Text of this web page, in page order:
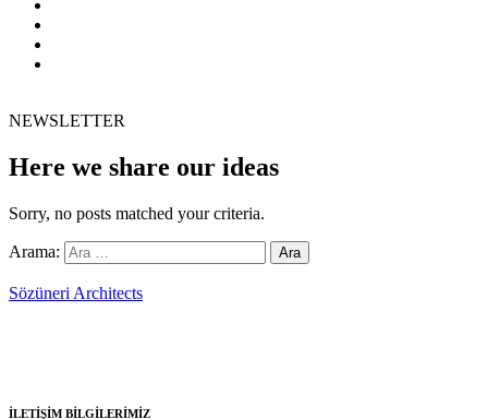
NEWSLETTER
Here we share our ideas
Sorry, no posts matched your criteria.
Arama:
Sözüneri Architects
İLETİŞİM BİLGİLERİMİZ